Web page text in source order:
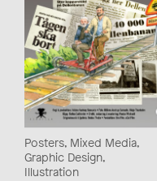
Posters, Mixed Media,
Graphic Design,
Illustration